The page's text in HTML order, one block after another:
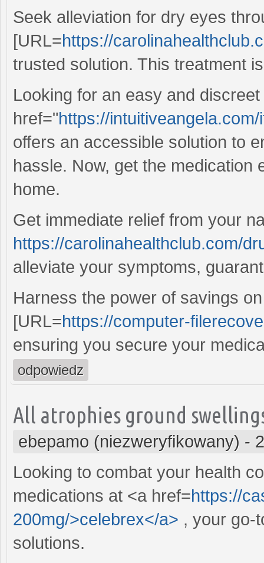
Seek alleviation for dry eyes
[URL=https://
trusted solution. This treatment
Looking for an easy and
href="https://
offers an accessible solution to
hassle. Now, get the medication
home.
Get immediate relief from your
https://carolinahealthclub.com/
alleviate your symptoms,
Harness the power of savings
[URL=https://computer-
ensuring you secure your
odpowiedz
All atrophies ground
ebepamo (niezweryfikowany) -
Looking to combat your health
medications at <a href=https://
200mg/>celebrex</a> , your go-
solutions.